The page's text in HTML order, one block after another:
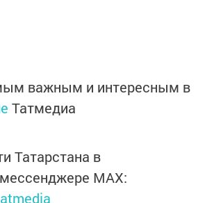
важным и интересным в
Татмедиа
Татарстана в
MАХ: